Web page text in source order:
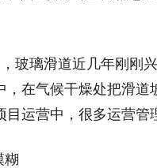
璃滑道近几年刚刚兴
在气候干燥处把滑
运营中，很多运营管